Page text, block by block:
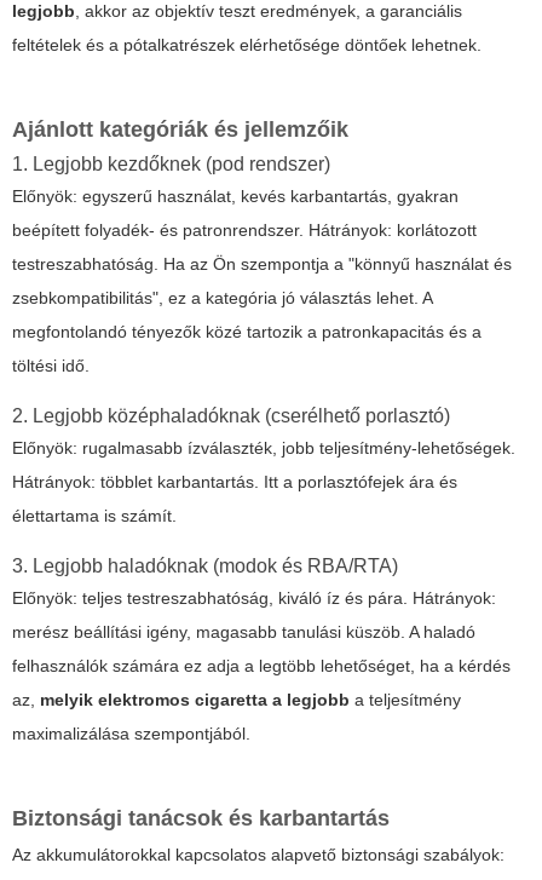
legjobb , akkor az objektív teszt eredmények, a garanciális
feltételek és a pótalkatrészek elérhetősége döntőek lehetnek.
Ajánlott kategóriák és jellemzőik
1. Legjobb kezdőknek (pod rendszer)
Előnyök: egyszerű használat, kevés karbantartás, gyakran
beépített folyadék- és patronrendszer. Hátrányok: korlátozott
testreszabhatóság. Ha az Ön szempontja a "könnyű használat és
zsebkompatibilitás", ez a kategória jó választás lehet. A
megfontolandó tényezők közé tartozik a patronkapacitás és a
töltési idő.
2. Legjobb középhaladóknak (cserélhető porlasztó)
Előnyök: rugalmasabb ízválaszték, jobb teljesítmény-lehetőségek.
Hátrányok: többlet karbantartás. Itt a porlasztófejek ára és
élettartama is számít.
3. Legjobb haladóknak (modok és RBA/RTA)
Előnyök: teljes testreszabhatóság, kiváló íz és pára. Hátrányok:
merész beállítási igény, magasabb tanulási küszöb. A haladó
felhasználók számára ez adja a legtöbb lehetőséget, ha a kérdés
az, melyik elektromos cigaretta a legjobb a teljesítmény
maximalizálása szempontjából.
Biztonsági tanácsok és karbantartás
Az akkumulátorokkal kapcsolatos alapvető biztonsági szabályok: